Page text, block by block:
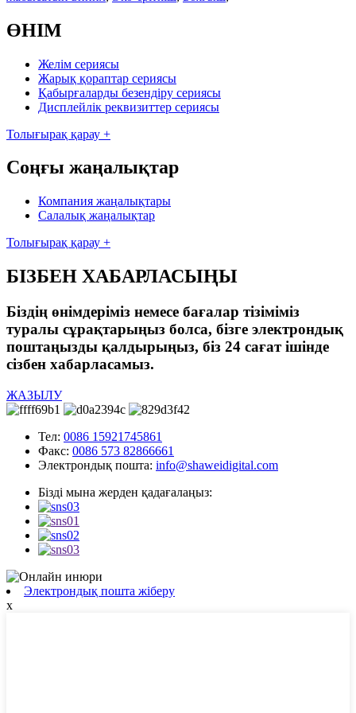
ӨНІМ
Желім сериясы
Жарық қораптар сериясы
Қабырғаларды безендіру сериясы
Дисплейлік реквизиттер сериясы
Толығырақ қарау +
Соңғы жаңалықтар
Компания жаңалықтары
Салалық жаңалықтар
Толығырақ қарау +
БІЗБЕН ХАБАРЛАСЫҢЫ
Біздің өнімдеріміз немесе бағалар тізіміміз
туралы сұрақтарыңыз болса, бізге электрондық
поштаңызды қалдырыңыз, біз 24 сағат ішінде
сізбен хабарласамыз.
ЖАЗЫЛУ
Тел: 0086 15921745861
Факс: 0086 573 82866661
Электрондық пошта: info@shaweidigital.com
Бізді мына жерден қадағалаңыз:
Электрондық пошта жіберу
x